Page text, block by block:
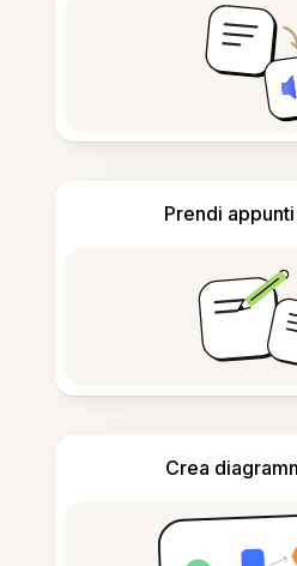
Prendi
Crea